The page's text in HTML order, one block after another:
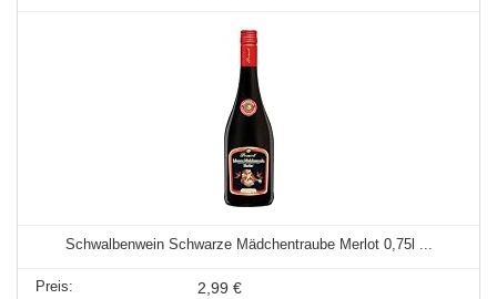
Schwalbenwein Schwarze Mädchentraube Merlot 0,75l ...
2,99 €